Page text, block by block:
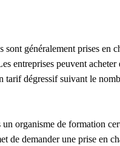
sont généralement prises en
entreprises peuvent acheter
tarif dégressif suivant le
un organisme de formation
de demander une prise en